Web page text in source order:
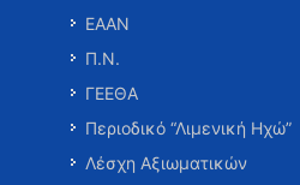
ΕΑΑΝ
Π.Ν.
ΓΕΕΘΑ
Περιοδικό “Λιμενική Ηχώ”
Λέσχη Αξιωματικών